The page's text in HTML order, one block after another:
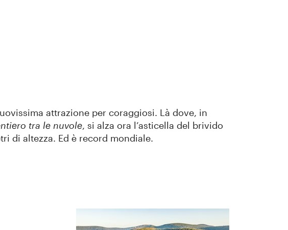
attrazione per coraggiosi. Là dove, in
tra le nuvole, si alza ora l’asticella del brivido
di altezza. Ed è record mondiale.